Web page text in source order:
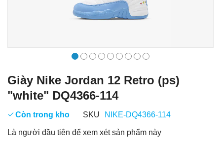
Giày Nike Jordan 12 Retro (ps)
"white" DQ4366-114
Còn trong kho SKU NIKE-DQ4366-114
Là người đầu tiên để xem xét sản phẩm này